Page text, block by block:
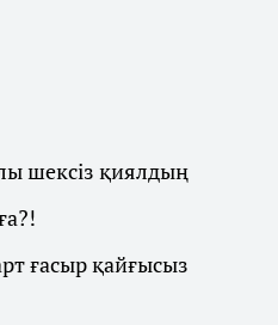
шексіз қиялдың
ғасыр қайғысыз